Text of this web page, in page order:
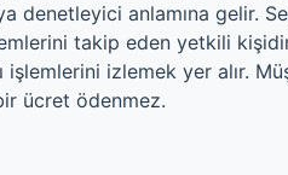
denetleyici anlamına gelir.
takip eden yetkili
işlemlerini izlemek yer alır.
ücret ödenmez.